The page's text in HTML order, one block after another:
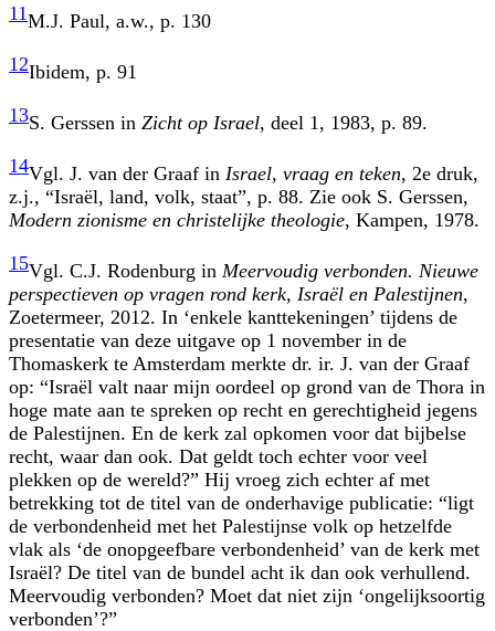
11M.J. Paul, a.w., p. 130
12Ibidem, p. 91
13S. Gerssen in Zicht op Israel, deel 1, 1983, p. 89.
14Vgl. J. van der Graaf in Israel, vraag en teken, 2e druk,
z.j., “Israël, land, volk, staat”, p. 88. Zie ook S. Gerssen,
Modern zionisme en christelijke theologie, Kampen, 1978.
15Vgl. C.J. Rodenburg in Meervoudig verbonden. Nieuwe
perspectieven op vragen rond kerk, Israël en Palestijnen,
Zoetermeer, 2012. In ‘enkele kanttekeningen’ tijdens de
presentatie van deze uitgave op 1 november in de
Thomaskerk te Amsterdam merkte dr. ir. J. van der Graaf
op: “Israël valt naar mijn oordeel op grond van de Thora in
hoge mate aan te spreken op recht en gerechtigheid jegens
de Palestijnen. En de kerk zal opkomen voor dat bijbelse
recht, waar dan ook. Dat geldt toch echter voor veel
plekken op de wereld?” Hij vroeg zich echter af met
betrekking tot de titel van de onderhavige publicatie: “ligt
de verbondenheid met het Palestijnse volk op hetzelfde
vlak als ‘de onopgeefbare verbondenheid’ van de kerk met
Israël? De titel van de bundel acht ik dan ook verhullend.
Meervoudig verbonden? Moet dat niet zijn ‘ongelijksoortig
verbonden’?”